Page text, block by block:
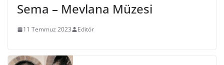
Sema – Mevlana Müzesi
11 Temmuz 2023 Editör